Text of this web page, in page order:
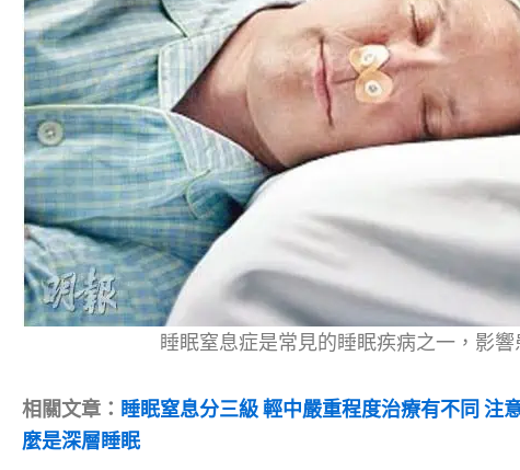
睡眠窒息症是常見的睡眠疾病之一，影響
相關文章： 睡眠窒息分三級 輕中嚴重程度治療有不同 注
麼是深層睡眠